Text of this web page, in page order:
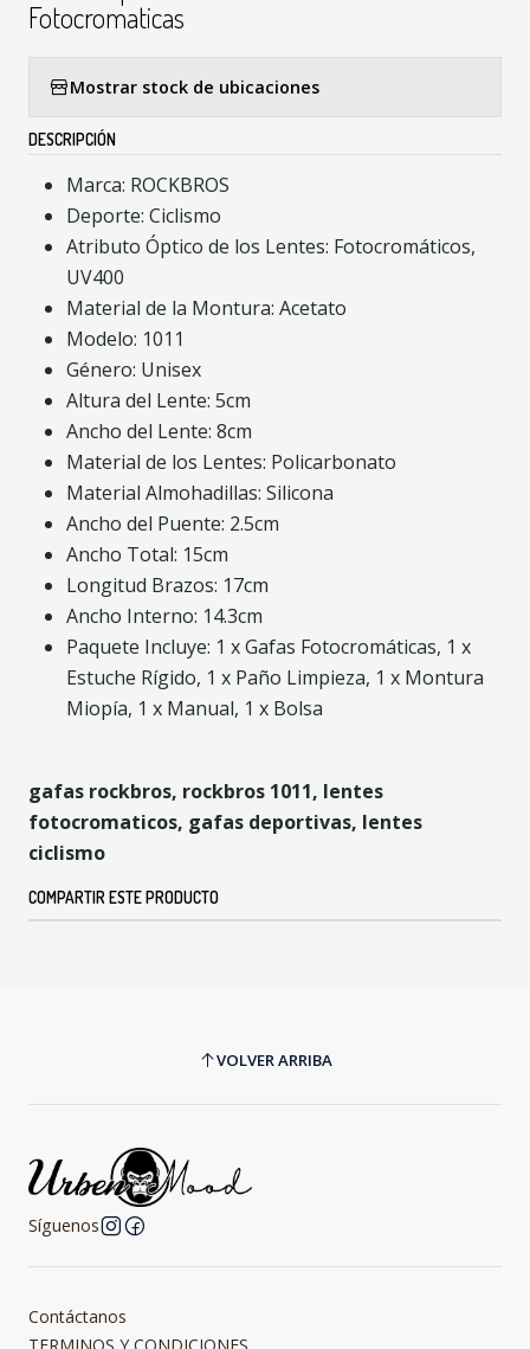
Fotocromaticas
Mostrar stock de ubicaciones
DESCRIPCIÓN
Marca: ROCKBROS
Deporte: Ciclismo
Atributo Óptico de los Lentes: Fotocromáticos,
UV400
Material de la Montura: Acetato
Modelo: 1011
Género: Unisex
Altura del Lente: 5cm
Ancho del Lente: 8cm
Material de los Lentes: Policarbonato
Material Almohadillas: Silicona
Ancho del Puente: 2.5cm
Ancho Total: 15cm
Longitud Brazos: 17cm
Ancho Interno: 14.3cm
Paquete Incluye: 1 x Gafas Fotocromáticas, 1 x
Estuche Rígido, 1 x Paño Limpieza, 1 x Montura
Miopía, 1 x Manual, 1 x Bolsa
gafas rockbros, rockbros 1011, lentes
fotocromaticos, gafas deportivas, lentes
ciclismo
COMPARTIR ESTE PRODUCTO
VOLVER ARRIBA
Síguenos
Contáctanos